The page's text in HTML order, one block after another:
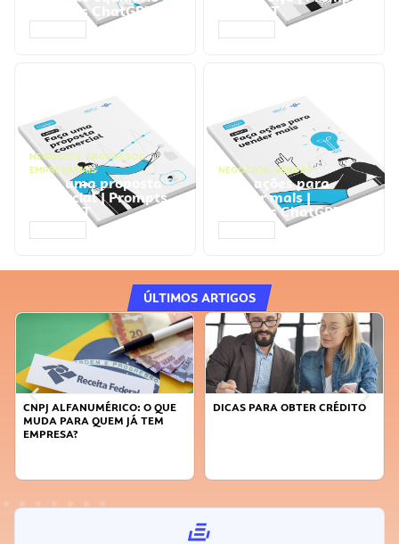
Prompts ChatGPT ChatGPT
NEGÓCIOS, PROCESSOS
EMPRESARIAIS
Faça uma proposta
comercial | Prompts
ChatGPT
NEGÓCIOS, VENDAS
Faça ações para
vender mais |
Prompts ChatGPT
ÚLTIMOS ARTIGOS
CNPJ ALFANUMÉRICO: O QUE
MUDA PARA QUEM JÁ TEM
EMPRESA?
DICAS PARA OBTER CRÉDITO